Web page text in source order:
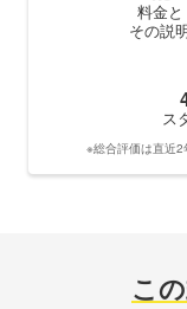
ス
料金と
その説
※総合評価は直近2
こ